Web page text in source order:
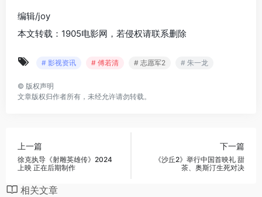
编辑/joy
本文转载：1905电影网，若侵权请联系删除
# 影视资讯 # 傅若清 # 志愿军2 # 朱一龙
© 版权声明
文章版权归作者所有，未经允许请勿转载。
上一篇
徐克执导《射雕英雄传》2024
上映 正在后期制作
下一篇
《沙丘2》举行中国首映礼 甜
茶、奥斯汀生死对决
相关文章